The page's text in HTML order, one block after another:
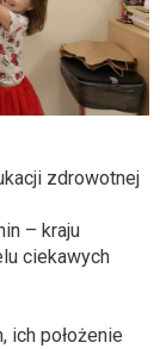
zdrowotnej
– kraju
ciekawych
ich położenie